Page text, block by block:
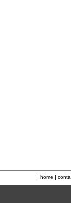
| home |